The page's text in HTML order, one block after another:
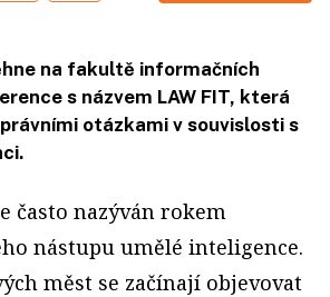
na fakultě informačních
s názvem LAW FIT, která
otázkami v souvislosti s
často nazýván rokem
nástupu umělé inteligence.
měst se začínají objevovat